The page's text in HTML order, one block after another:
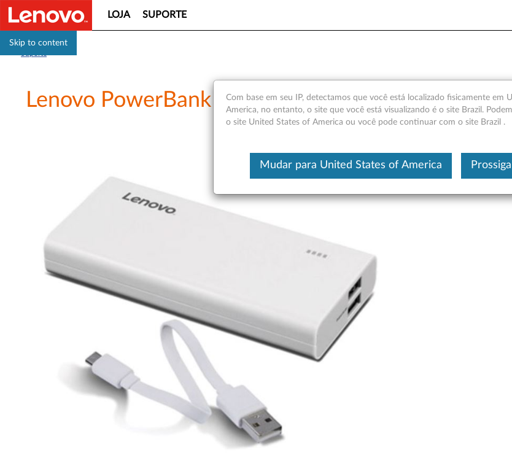
Skip to content
LOJA SUPORTE
Lenovo PowerBank PA13000
Este é um artigo
Com base em seu IP, detectamos que você está localizado fisicamente em
America, no entanto, o site que você está visualizando é o site Brazil.
o site United States of America ou você pode continuar com o site Brazil .
Mudar para United States of America